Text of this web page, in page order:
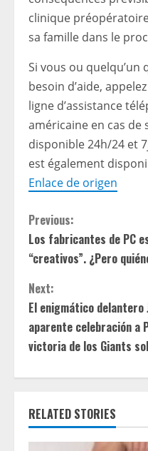
clinique
sa famille dans le
Si vous ou quelqu’un
besoin d’aide,
ligne d’assistance
américaine en cas de
disponible 24h/24 et
est également
Enlace de origen
C
o
n
t
i
n
u
e
Previous:
Los fabricantes de PC
“creativos”. ¿Pero
Next:
El enigmático
aparente celebración a
victoria de los Giants
RELATED STORIES